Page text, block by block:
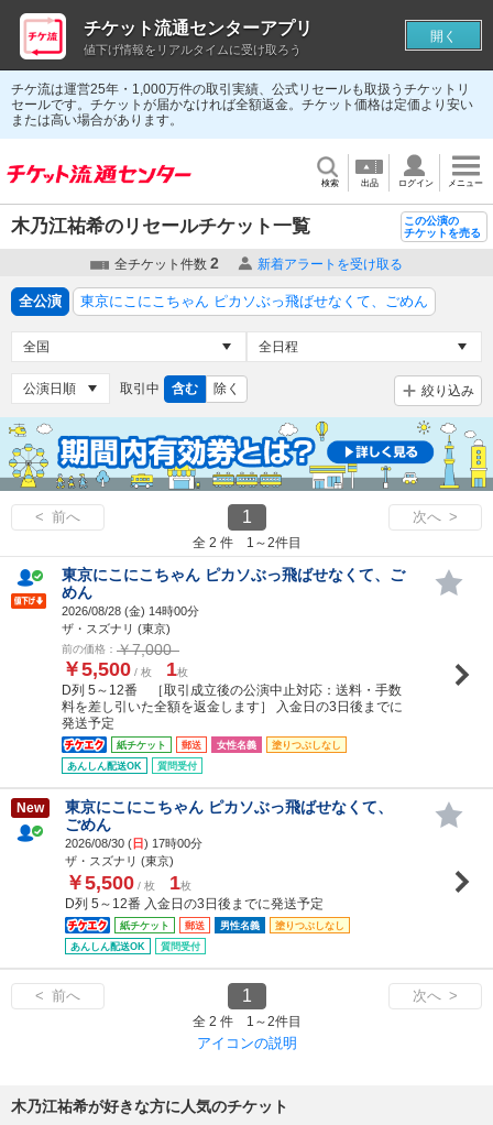
チケ流は運営25年・1,000万件の取引実績、公式リセールも取扱うチケットリ
セールです。チケットが届かなければ全額返金。チケット価格は定価より安い
または高い場合があります。
検索 出品 ログイン メニュー
木乃江祐希のリセールチケット一覧
この公演の
チケットを売る
全チケット件数 2 新着アラートを受け取る
全公演 東京にこにこちゃん ピカソぶっ飛ばせなくて、ごめん
取引中 含む 除く 絞り込み
< 前へ 1 次へ >
全 2 件 1～2件目
東京にこにこちゃん ピカソぶっ飛ばせなくて、ご
めん
2026/08/28 (金) 14時00分
ザ・スズナリ (東京)
前の価格： ￥7,000
￥5,500 / 枚 1枚
D列 5～12番 ［取引成立後の公演中止対応：送料・手数
料を差し引いた全額を返金します］ 入金日の3日後までに
発送予定
紙チケット 郵送 女性名義
塗りつぶしなし
あんしん配送OK
質問受付
New
東京にこにこちゃん ピカソぶっ飛ばせなくて、
ごめん
2026/08/30 (日) 17時00分
ザ・スズナリ (東京)
￥5,500 / 枚 1枚
D列 5～12番 入金日の3日後までに発送予定
紙チケット 郵送 男性名義
塗りつぶしなし
あんしん配送OK
質問受付
< 前へ 1 次へ >
全 2 件 1～2件目
アイコンの説明
木乃江祐希が好きな方に人気のチケット
チケット流通センターアプリ
値下げ情報をリアルタイムに受け取ろう
開く